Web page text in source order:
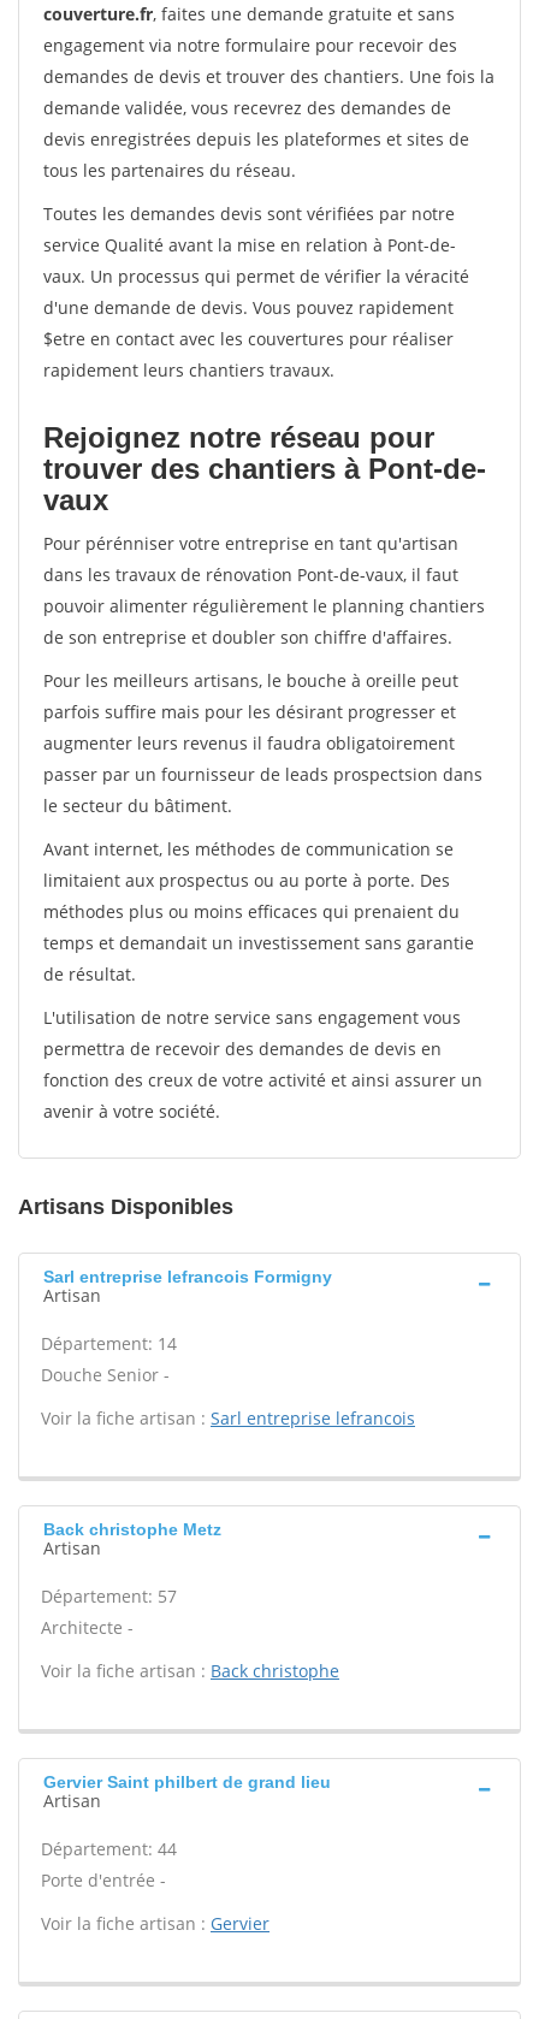
couverture.fr, faites une demande gratuite et sans
engagement via notre formulaire pour recevoir des
demandes de devis et trouver des chantiers. Une fois la
demande validée, vous recevrez des demandes de
devis enregistrées depuis les plateformes et sites de
tous les partenaires du réseau.
Toutes les demandes devis sont vérifiées par notre
service Qualité avant la mise en relation à Pont-de-
vaux. Un processus qui permet de vérifier la véracité
d'une demande de devis. Vous pouvez rapidement
$etre en contact avec les couvertures pour réaliser
rapidement leurs chantiers travaux.
Rejoignez notre réseau pour
trouver des chantiers à Pont-de-
vaux
Pour pérénniser votre entreprise en tant qu'artisan
dans les travaux de rénovation Pont-de-vaux, il faut
pouvoir alimenter régulièrement le planning chantiers
de son entreprise et doubler son chiffre d'affaires.
Pour les meilleurs artisans, le bouche à oreille peut
parfois suffire mais pour les désirant progresser et
augmenter leurs revenus il faudra obligatoirement
passer par un fournisseur de leads prospectsion dans
le secteur du bâtiment.
Avant internet, les méthodes de communication se
limitaient aux prospectus ou au porte à porte. Des
méthodes plus ou moins efficaces qui prenaient du
temps et demandait un investissement sans garantie
de résultat.
L'utilisation de notre service sans engagement vous
permettra de recevoir des demandes de devis en
fonction des creux de votre activité et ainsi assurer un
avenir à votre société.
Artisans Disponibles
Sarl entreprise lefrancois Formigny
Artisan
Département: 14
Douche Senior -
Voir la fiche artisan : Sarl entreprise lefrancois
Back christophe Metz
Artisan
Département: 57
Architecte -
Voir la fiche artisan : Back christophe
Gervier Saint philbert de grand lieu
Artisan
Département: 44
Porte d'entrée -
Voir la fiche artisan : Gervier